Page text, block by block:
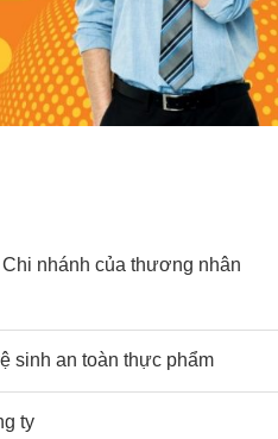
nhánh của thương nhân
sinh an toàn thực phẩm
ty